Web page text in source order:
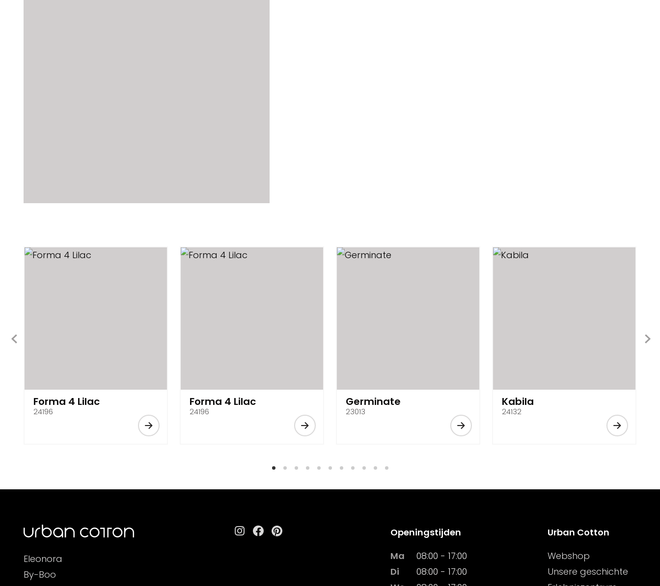
Forma 4 Lilac
24196
Forma 4 Lilac
24196
Germinate
23013
Kabila
24132
Eleonora
By-Boo
Instagram
Facebook
Pinterest
Openingstijden
Ma
08:00 - 17:00
Di
08:00 - 17:00
Urban Cotton
Webshop
Unsere geschichte